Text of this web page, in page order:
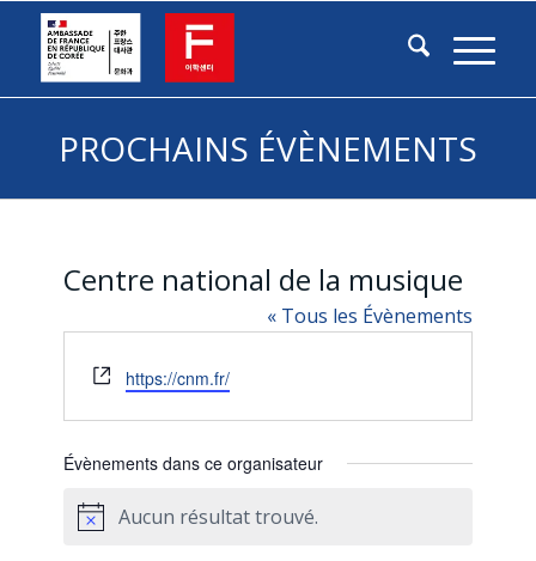
PROCHAINS ÉVÈNEMENTS
Centre national de la musique
« Tous les Évènements
Site
web
https://cnm.fr/
Évènements dans ce organisateur
NoticeAucun résultat trouvé.